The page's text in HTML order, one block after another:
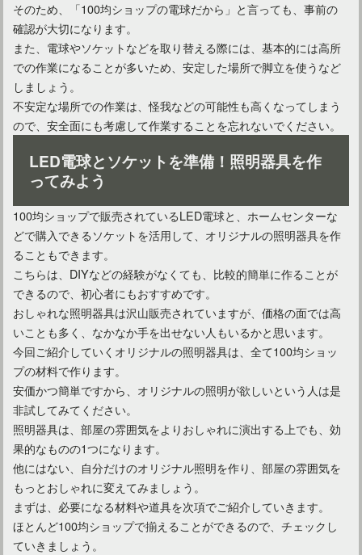
おしゃれな部屋は間接照明を上手に配置！そのコツとは？
和室は間接照明と天井照明でおしゃれな空間にできる！
玄関は家の顔！間接照明でおしゃれな雰囲気を演出してみよう
リビングを優しく照らす間接照明！LED対応はメリットが多い
リビング照明は「ダウンライト」でおしゃれな空間づくりに！
ダウンライトをリビングに配置するときの基本的な考え方は？
そのため、「100均ショップの電球だから」と言っても、事前の
確認が大切になります。
また、電球やソケットなどを取り替える際には、基本的には高所
での作業になることが多いため、安定した場所で脚立を使うなど
しましょう。
不安定な場所での作業は、怪我などの可能性も高くなってしまう
ので、安全面にも考慮して作業することを忘れないでください。
LED電球とソケットを準備！照明器具を作
ってみよう
100均ショップで販売されているLED電球と、ホームセンターな
どで購入できるソケットを活用して、オリジナルの照明器具を作
ることもできます。
こちらは、DIYなどの経験がなくても、比較的簡単に作ることが
できるので、初心者にもおすすめです。
おしゃれな照明器具は沢山販売されていますが、価格の面では高
いことも多く、なかなか手を出せない人もいるかと思います。
今回ご紹介していくオリジナルの照明器具は、全て100均ショッ
プの材料で作ります。
安価かつ簡単ですから、オリジナルの照明が欲しいという人は是
非試してみてください。
照明器具は、部屋の雰囲気をよりおしゃれに演出する上でも、効
果的なものの1つになります。
他にはない、自分だけのオリジナル照明を作り、部屋の雰囲気を
もっとおしゃれに変えてみましょう。
まずは、必要になる材料や道具を次項でご紹介していきます。
ほとんど100均ショップで揃えることができるので、チェックし
ていきましょう。